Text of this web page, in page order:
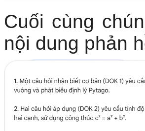
Cuối cùng
nội dung phản